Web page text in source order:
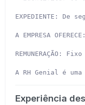
EXPEDIENTE: De
A EMPRESA
REMUNERAÇÃO:
A RH Genial é
Experiência